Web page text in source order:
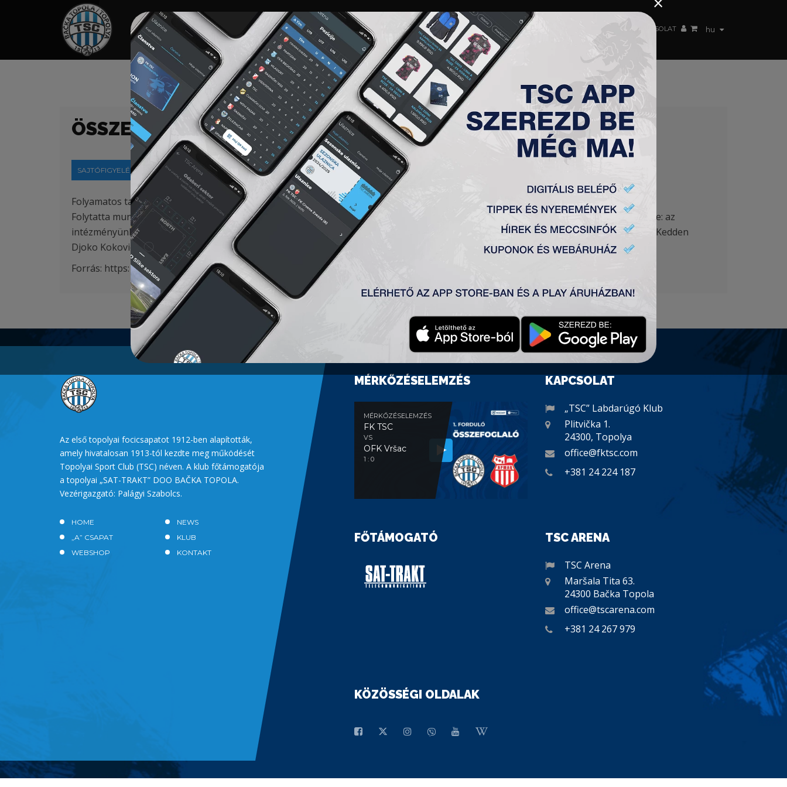
hu
HOME TÁMOGATÓK NEWS GALÉRIA „A” CSAPAT TAGSÁG JEGYEK AKKREDITÁCIÓ KLUB AKADÉMIA NŐI CSAPAT KAPCSOLAT
ÖSSZEFOGÁS A KÁRPÁT-MEDENCÉBEN
SAJTÓFIGYELÉS 2018-10-10
Folyamatos tapasztalatcsere és a térségi kultúrák egymásra hatása: ez lehet a Kárpát-medencei Akadémiai Program sikerreceptje.
Folytatta munkáját a Kárpát-medencei Akadémiai Program keretében akadémiánkon tartózkodó topolyai futballakadémia küldöttsége: az
intézményünkben folyó napi munkába bekapcsolódó ifjú délvidéki labdarúgók képzése mellett edzői tapasztalatcserére is sor került. Kedden
Djoko Kokovics, a TSC akadémiájának szakmai vezetője tartott előadást.
Forrás: https:https://www.pfla.hu
Az első topolyai focicsapatot 1912-ben alapították,
amely hivatalosan 1913-tól kezdte meg működését
Topolyai Sport Club (TSC) néven. A klub főtámogatója
a topolyai „SAT-TRAKT” DOO BAČKA TOPOLA.
Vezérigazgató: Palágyi Szabolcs.
HOME
NEWS
„A” CSAPAT
KLUB
WEBSHOP
KONTAKT
MÉRKŐZÉSELEMZÉS
MÉRKŐZÉSELEMZÉS
FK TSC
VS
OFK Vršac
1 : 0
KAPCSOLAT
„TSC” Labdarúgó Klub
Plitvička 1.
24300, Topolya
office@fktsc.com
+381 24 224 187
FŐTÁMOGATÓ TSC ARENA
TSC Arena
Maršala Tita 63.
24300 Bačka Topola
office@tscarena.com
+381 24 267 979
KÖZÖSSÉGI OLDALAK